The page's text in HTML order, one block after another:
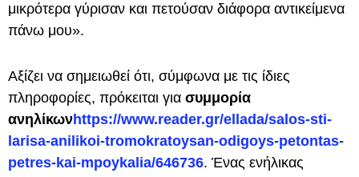
μικρότερα γύρισαν και πετούσαν διάφορα αντικείμενα
πάνω μου».
Αξίζει να σημειωθεί ότι, σύμφωνα με τις ίδιες
πληροφορίες, πρόκειται για συμμορία
ανηλίκωνhttps://www.reader.gr/ellada/salos-sti-
larisa-anilikoi-tromokratoysan-odigoys-petontas-
petres-kai-mpoykalia/646736. Ένας ενήλικας